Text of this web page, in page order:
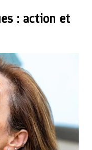
: action et